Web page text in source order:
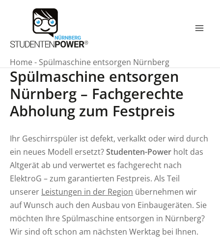
Home- Spülmaschine entsorgen Nürnberg
Spülmaschine entsorgen
Nürnberg – Fachgerechte
Abholung zum Festpreis
Ihr Geschirrspüler ist defekt, verkalkt oder wird durch
ein neues Modell ersetzt?Studenten-Power holt das
Altgerät ab und verwertet es fachgerecht nach
ElektroG – zum garantierten Festpreis. Als Teil
unserer Leistungen in der Region übernehmen wir
auf Wunsch auch den Ausbau von Einbaugeräten. Sie
möchten Ihre Spülmaschine entsorgen in Nürnberg?
Wir sind oft schon am nächsten Werktag bei Ihnen.